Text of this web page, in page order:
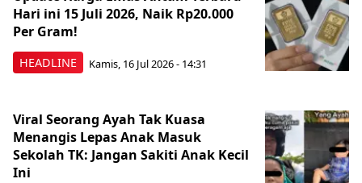
HEADLINE
Hari ini 15 Juli 2026, Naik Rp20.000
Per Gram!
Kamis, 16 Jul 2026 - 14:31
Viral Seorang Ayah Tak Kuasa
Menangis Lepas Anak Masuk
Sekolah TK: Jangan Sakiti Anak Kecil
Ini